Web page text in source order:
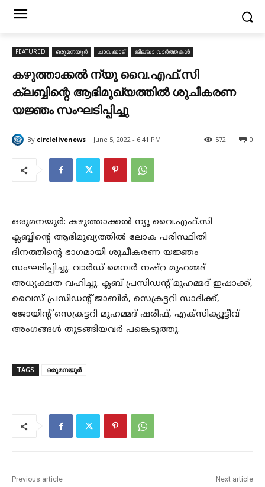
FEATURED ഒരുമനയൂർ ചാവക്കാട് ജില്ലാ വാർത്തകൾ
കഴുത്താക്കൽ ന്യൂ വൈ.എഫ്.സി
ക്ലബ്ബിന്റെ ആഭിമുഖ്യത്തിൽ ശുചീകരണ
യജ്ഞം സംഘടിപ്പിച്ചു
By circlelivenews June 5, 2022 - 6:41 PM 0
572
ഒരുമനയൂർ: കഴുത്താക്കൽ ന്യൂ വൈ.എഫ്.സി
ക്ലബ്ബിന്റെ ആഭിമുഖ്യത്തിൽ ലോക പരിസ്ഥിതി
ദിനത്തിന്റെ ഭാഗമായി ശുചീകരണ യജ്ഞം
സംഘടിപ്പിച്ചു. വാർഡ് മെമ്പർ നഷ്റ മുഹമ്മദ്
അധ്യക്ഷത വഹിച്ചു. ക്ലബ് പ്രസിഡന്റ് മുഹമ്മദ് ഇഷാക്ക്,
വൈസ് പ്രസിഡന്റ് ജാബിർ, സെക്രട്ടറി സാദിക്ക്,
ജോയിന്റ് സെക്രട്ടറി മുഹമ്മദ് ഷരീഫ്, എക്സിക്യൂട്ടീവ്
അംഗങ്ങൾ തുടങ്ങിയവർ പങ്കെടുത്തു.
TAGS ഒരുമനയൂർ
Previous article Next article